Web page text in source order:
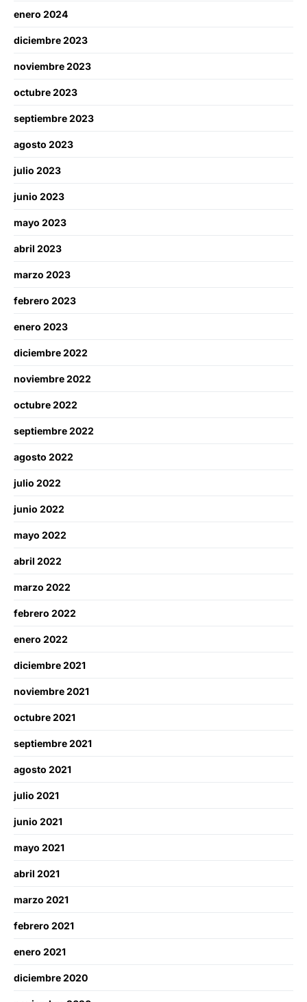
enero 2024
diciembre 2023
noviembre 2023
octubre 2023
septiembre 2023
agosto 2023
julio 2023
junio 2023
mayo 2023
abril 2023
marzo 2023
febrero 2023
enero 2023
diciembre 2022
noviembre 2022
octubre 2022
septiembre 2022
agosto 2022
julio 2022
junio 2022
mayo 2022
abril 2022
marzo 2022
febrero 2022
enero 2022
diciembre 2021
noviembre 2021
octubre 2021
septiembre 2021
agosto 2021
julio 2021
junio 2021
mayo 2021
abril 2021
marzo 2021
febrero 2021
enero 2021
diciembre 2020